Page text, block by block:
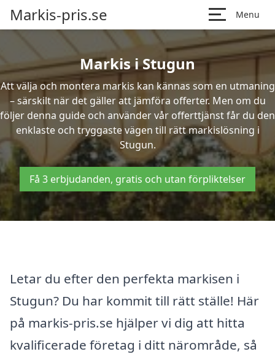
Markis-pris.se Menu
Markis i Stugun
Att välja och montera markis kan kännas som en utmaning
– särskilt när det gäller att jämföra offerter. Men om du
följer denna guide och använder vår offerttjänst får du den
enklaste och tryggaste vägen till rätt markislösning i
Stugun.
Få 3 erbjudanden, gratis och utan förpliktelser
Letar du efter den perfekta markisen i
Stugun? Du har kommit till rätt ställe! Här
på markis-pris.se hjälper vi dig att hitta
kvalificerade företag i ditt närområde, så